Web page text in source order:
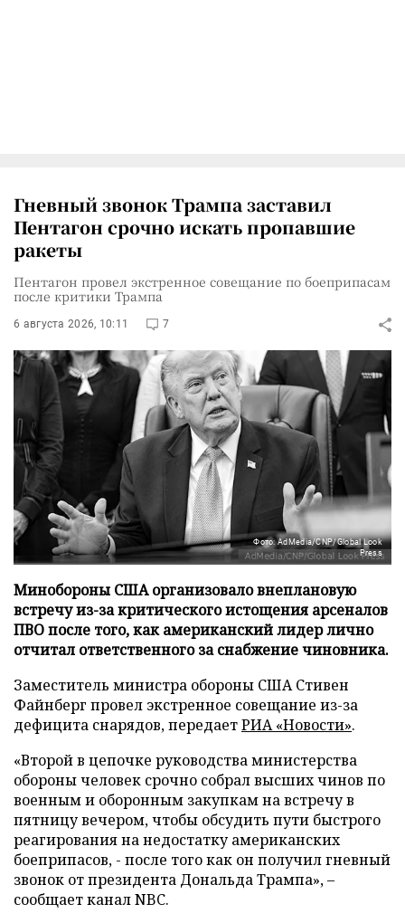
Гневный звонок Трампа заставил
Пентагон срочно искать пропавшие
ракеты
Пентагон провел экстренное совещание по боеприпасам
после критики Трампа
6 августа 2026, 10:11 7
Фото: AdMedia/CNP/Global Look
Press
Минобороны США организовало внеплановую
встречу из-за критического истощения арсеналов
ПВО после того, как американский лидер лично
отчитал ответственного за снабжение чиновника.
Заместитель министра обороны США Стивен
Файнберг провел экстренное совещание из-за
дефицита снарядов, передаетРИА «Новости».
«Второй в цепочке руководства министерства
обороны человек срочно собрал высших чинов по
военным и оборонным закупкам на встречу в
пятницу вечером, чтобы обсудить пути быстрого
реагирования на недостатку американских
боеприпасов, - после того как он получил гневный
звонок от президента Дональда Трампа», –
сообщает канал NBC.